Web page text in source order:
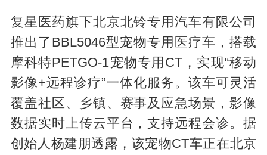
复星医药旗下北京北铃专用汽车有限公司
推出了BBL5046型宠物专用医疗车，搭载
摩科特PETGO-1宠物专用CT，实现“移动
影像+远程诊疗”一体化服务。该车可灵活
覆盖社区、乡镇、赛事及应急场景，影像
数据实时上传云平台，支持远程会诊。据
创始人杨建朋透露，该宠物CT车正在北京